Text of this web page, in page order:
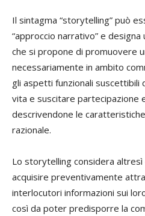
Il sintagma “storytelling” può
“approccio narrativo” e
che si propone di promuovere
necessariamente in ambito
gli aspetti funzionali suscettibili
vita e suscitare partecipazione
descrivendone le
razionale.
Lo storytelling considera
acquisire preventivamente
interlocutori informazioni sui
così da poter predisporre la